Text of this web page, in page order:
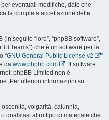
eventuali modifiche, dato che
la completa accettazione delle
seguito “loro”, “phpBB software”,
Teams”) che è un software per la
“GNU General Public License v2
”
da www.phpbb.com
. Il software
phpBB Limited non è
Per ulteriori informazioni su
volgarità, calunnia,
qualsiasi altro tipo di materiale che